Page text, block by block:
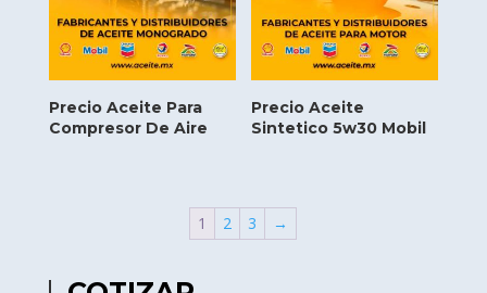
Precio Aceite Para
Compresor De Aire
Precio Aceite
Sintetico 5w30 Mobil
1 2 3 →